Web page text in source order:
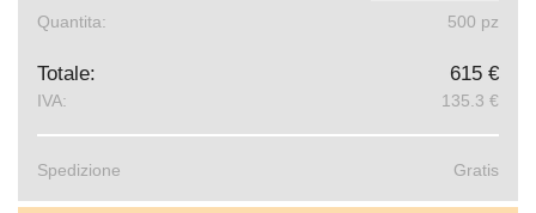
Quantita: 500 pz
Totale: 615 €
IVA: 135.3 €
Spedizione Gratis